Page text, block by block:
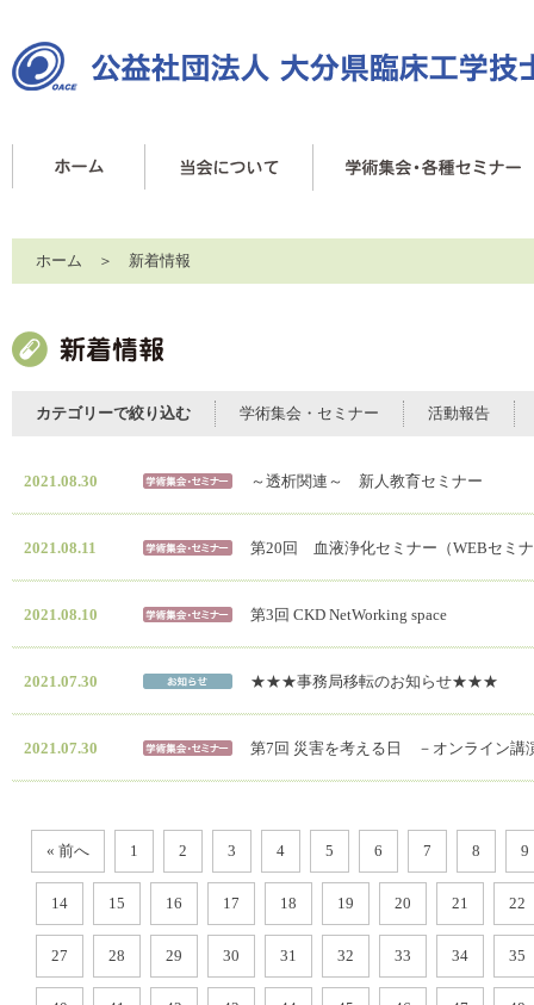
ホーム ＞ 新着情報
カテゴリーで絞り込む 学術集会・セミナー 活動報告
2021.08.30 ～透析関連～ 新人教育セミナー
2021.08.11 第20回 血液浄化セミナー（WEBセミ
2021.08.10 第3回 CKD NetWorking space
2021.07.30 ★★★事務局移転のお知らせ★★★
2021.07.30 第7回 災害を考える日 －オンライン講
« 前へ 1 2 3 4 5 6 7 8 9
14 15 16 17 18 19 20 21 22
27 28 29 30 31 32 33 34 35